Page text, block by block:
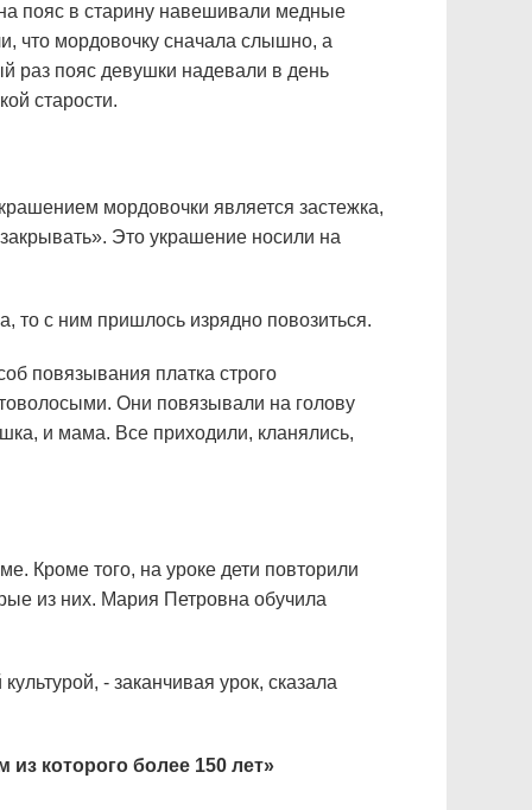
пояс в старину навешивали медные
что мордовочку сначала слышно, а
раз пояс девушки надевали в день
старости.
мордовочки является застежка,
Это украшение носили на
то с ним пришлось изрядно повозиться.
повязывания платка строго
Они повязывали на голову
и мама. Все приходили, кланялись,
Кроме того, на уроке дети повторили
из них. Мария Петровна обучила
- заканчивая урок, сказала
которого более 150 лет»